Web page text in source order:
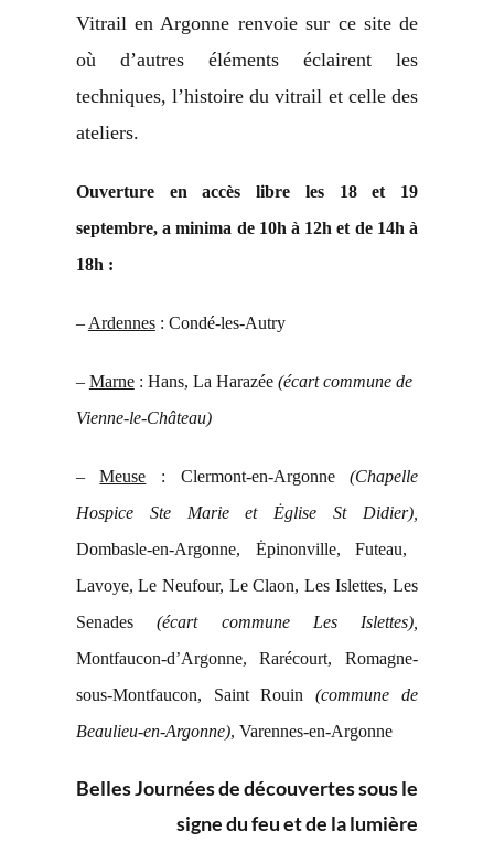
Vitrail en Argonne renvoie sur ce site de
où d’autres éléments éclairent les
techniques, l’histoire du vitrail et celle des
ateliers.
Ouverture en accès libre les 18 et 19
septembre, a minima de 10h à 12h et de 14h à
18h :
– Ardennes: Condé-les-Autry
– Marne: Hans, La Harazée(écart commune de
Vienne-le-Château)
–Meuse : Clermont-en-Argonne(Chapelle
Hospice Ste Marie et Ėglise St Didier),
Dombasle-en-Argonne, Ėpinonville, Futeau,
Lavoye, Le Neufour, Le Claon, Les Islettes, Les
Senades(écart commune Les Islettes),
Montfaucon-d’Argonne, Rarécourt, Romagne-
sous-Montfaucon, Saint Rouin(commune
de
Beaulieu-en-Argonne), Varennes-en-Argonne
Belles Journées de découvertes sous le
signe du feu et de la lumière